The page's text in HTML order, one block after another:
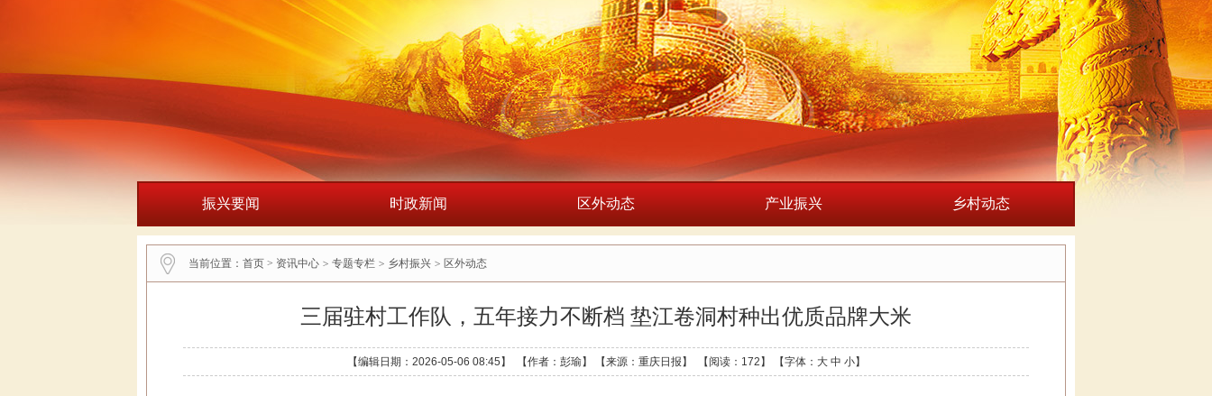
振兴要闻 时政新闻 区外动态 产业振兴 乡村动态
当前位置： 首页 > 资讯中心 > 专题专栏 > 乡村振兴 > 区外动态
三届驻村工作队，五年接力不断档 垫江卷洞村种出优质品牌大米
【编辑日期：2026-05-06 08:45】 【作者：彭瑜】 【来源：重庆日报】 【阅读： 172】 【字体： 大 中 小】